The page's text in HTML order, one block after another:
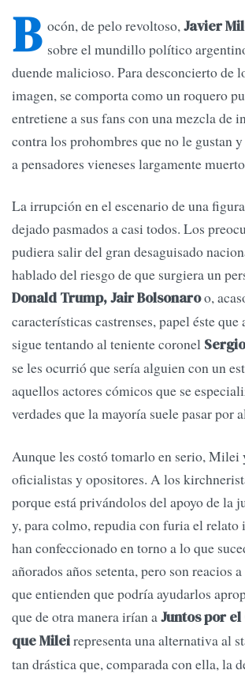
B ocón, de pelo revoltoso,Javier
sobre el mundillo político
duende malicioso. Para desconcierto de
imagen, se comporta como un roquero
entretiene a sus fans con una mezcla de
contra los prohombres que no le gustan
a pensadores vieneses largamente
La irrupción en el escenario de una
dejado pasmados a casi todos. Los
pudiera salir del gran desaguisado
hablado del riesgo de que surgiera un
Donald Trump, Jair Bolsonaroo,
características castrenses, papel éste que
sigue tentando al teniente coronel
se les ocurrió que sería alguien con un
aquellos actores cómicos que se
verdades que la mayoría suele pasar por
Aunque les costó tomarlo en serio, Milei
oficialistas y opositores. A los
porque está privándolos del apoyo de la
y, para colmo, repudia con furia el relato
han confeccionado en torno a lo que
añorados años setenta, pero son reacios
que entienden que podría ayudarlos
que de otra manera irían aJuntos por el
que Mileirepresenta una alternativa al
tan drástica que, comparada con ella, la